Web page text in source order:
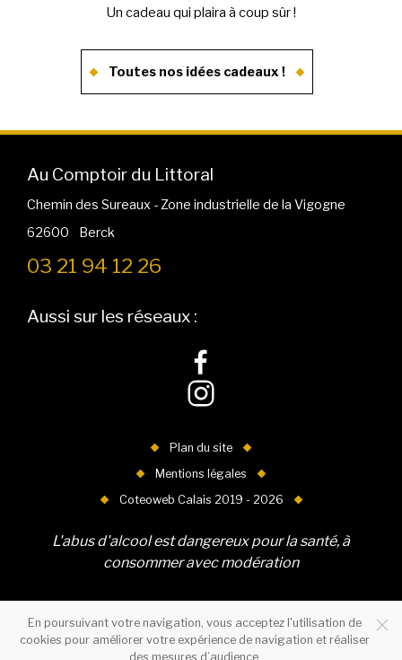
Un cadeau qui plaira à coup sûr !
Toutes nos idées cadeaux !
Au Comptoir du Littoral
Chemin des Sureaux - Zone industrielle de la Vigogne
62600
Berck
03 21 94 12 26
Aussi sur les réseaux :
Plan du site
Mentions légales
Coteoweb Calais 2019 - 2026
L'abus d'alcool est dangereux pour la santé, à
consommer avec modération
En poursuivant votre navigation, vous acceptez l'utilisation de
cookies pour améliorer votre expérience de navigation et réaliser
des mesures d’audience.